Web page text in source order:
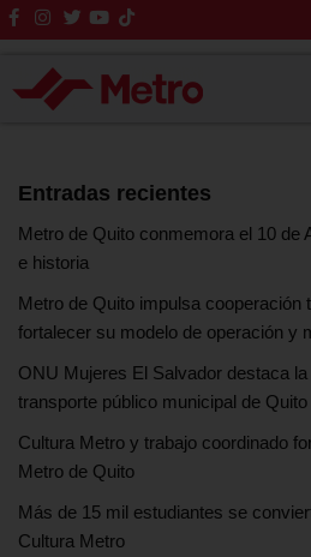
Saltar
al
Entradas recientes
Metro de Quito conmemora el 10 de
e historia
Metro de Quito impulsa cooperación
fortalecer su modelo de operación y
ONU Mujeres El Salvador destaca la
transporte público municipal de Quito
Cultura Metro y trabajo coordinado
Metro de Quito
Más de 15 mil estudiantes se
Cultura Metro